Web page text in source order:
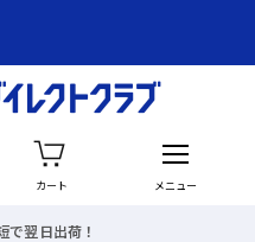
カート メニュー
日出荷！